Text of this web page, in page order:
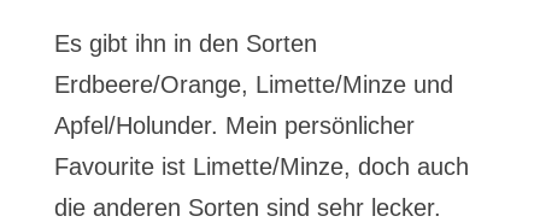
Es gibt ihn in den Sorten
Erdbeere/Orange, Limette/Minze und
Apfel/Holunder. Mein persönlicher
Favourite ist Limette/Minze, doch auch
die anderen Sorten sind sehr lecker.